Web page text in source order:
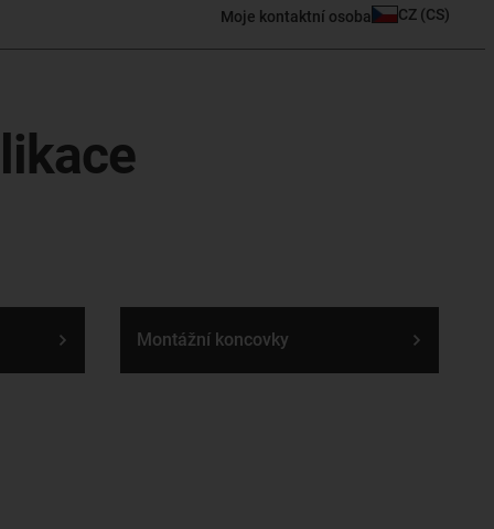
Moje kontaktní osoba CZ (CS)
Montážní koncovky